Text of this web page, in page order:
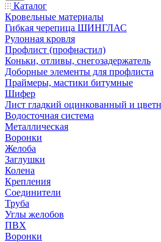
Каталог
Кровельные материалы
Гибкая черепица ШИНГЛАС
Рулонная кровля
Профлист (профнастил)
Коньки, отливы, снегозадержатель
Доборные элементы для профлиста
Праймеры, мастики битумные
Шифер
Лист гладкий оцинкованный и
Водосточная система
Металлическая
Воронки
Желоба
Заглушки
Колена
Крепления
Соединители
Труба
Углы желобов
ПВХ
Воронки